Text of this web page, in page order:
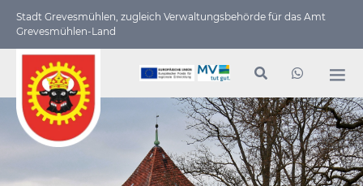
Stadt Grevesmühlen, zugleich Verwaltungs­behörde für das Amt
Grevesmühlen-Land